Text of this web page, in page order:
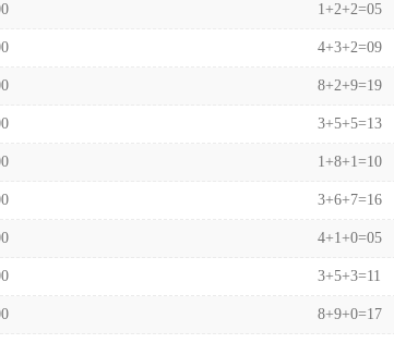
1+2+2=05
4+3+2=09
8+2+9=19
3+5+5=13
1+8+1=10
3+6+7=16
4+1+0=05
3+5+3=11
8+9+0=17